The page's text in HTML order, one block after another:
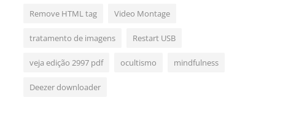
Remove HTML tag Video Montage
tratamento de imagens Restart USB
veja edição 2997 pdf ocultismo mindfulness
Deezer downloader